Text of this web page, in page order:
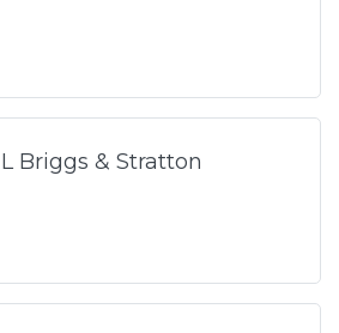
Briggs & Stratton